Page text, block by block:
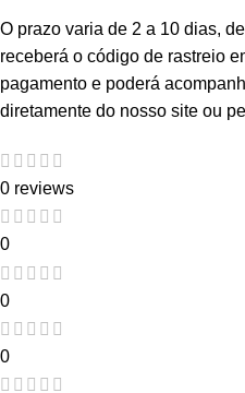
O prazo varia de 2 a 10 dias,
receberá o código de rastreio
pagamento e poderá
diretamente do nosso site ou
0 reviews
0
0
0